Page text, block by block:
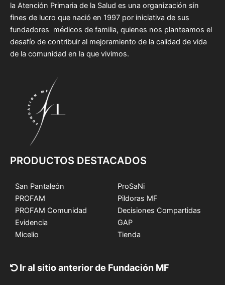
la Atención Primaria de la Salud es una organización sin
fines de lucro que nació en 1997 por iniciativa de sus
fundadores médicos de familia, quienes nos planteamos el
desafío de contribuir al mejoramiento de la calidad de vida
de la comunidad en la que vivimos.
PRODUCTOS DESTACADOS
San Pantaleón
PROFAM
PROFAM Comunidad
Evidencia
Micelio
ProSaNi
Pildoras MF
Decisiones Compartidas
GAP
Tienda
Ir al sitio anterior de Fundación MF